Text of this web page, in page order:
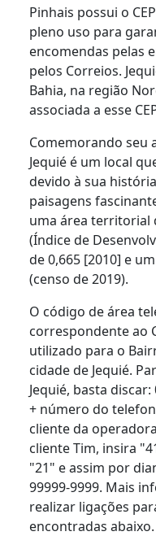
Pinhais possui o
pleno uso para
encomendas pelas
pelos Correios.
Bahia, na região
associada a esse
Comemorando seu
Jequié é um local
devido à sua
paisagens
uma área territorial
(Índice de
de 0,665 [2010] e
(censo de 2019).
O código de área
correspondente ao
utilizado para o
cidade de Jequié.
Jequié, basta
+ número do
cliente da
cliente Tim, insira
"21" e assim por
99999-9999. Mais
realizar ligações
encontradas abaixo.